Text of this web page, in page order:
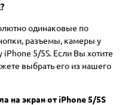
одинаковые по
разъемы, камеры у
iPhone 5/5S. Если Вы хотите
выбрать его из нашего
на экран от iPhone 5/5S